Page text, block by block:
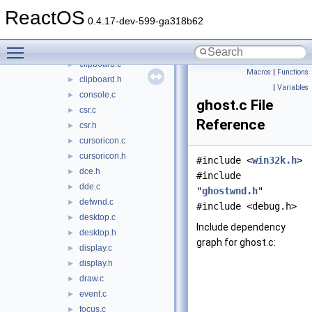
ReactOS 0.4.17-dev-599-ga318b62
► caret.h
► clipboard.c
► clipboard.h
► console.c
► csr.c
► csr.h
► cursoricon.c
► cursoricon.h
► dce.h
► dde.c
► defwnd.c
► desktop.c
► desktop.h
► display.c
► display.h
► draw.c
► event.c
► focus.c
Macros | Functions
| Variables
ghost.c File
Reference
#include <win32k.h>
#include
"ghostwnd.h"
#include <debug.h>
Include dependency
graph for ghost.c: